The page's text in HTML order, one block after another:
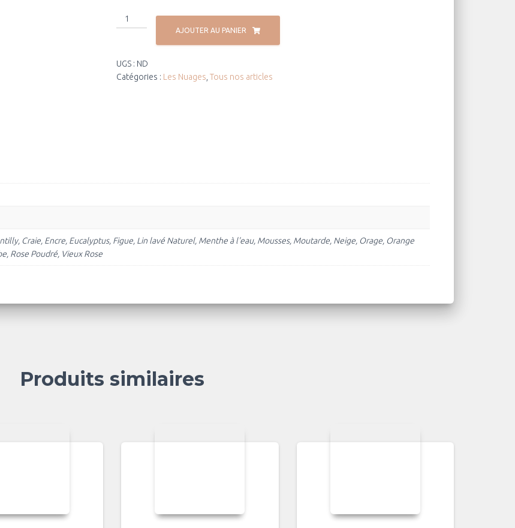
AJOUTER AU PANIER
UGS : ND
Catégories : Les Nuages Tous nos articles
Craie, Encre, Eucalyptus, Figue, Lin lavé Naturel, Menthe à l'eau, Mousses, Moutarde, Neige, Orage, Orange
Rose Poudré, Vieux Rose
Produits similaires